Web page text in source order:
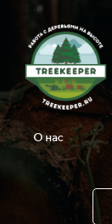
О нас